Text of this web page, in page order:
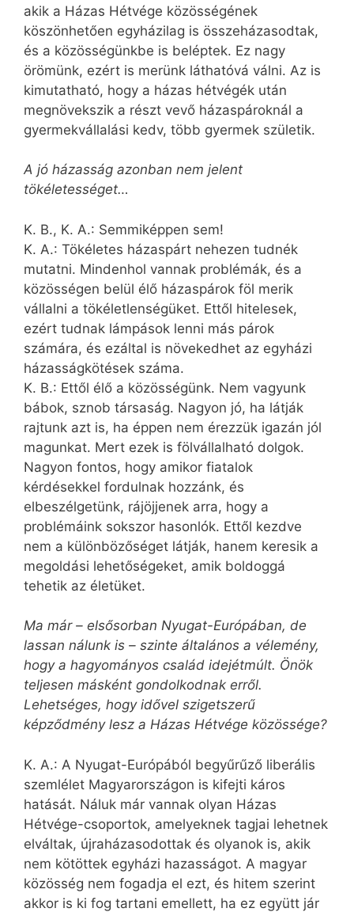
akik a Házas Hétvége közösségének
köszönhetően egyházilag is összeházasodtak,
és a közösségünkbe is beléptek. Ez nagy
örömünk, ezért is merünk láthatóvá válni. Az is
kimutatható, hogy a házas hétvégék után
megnövekszik a részt vevő házaspároknál a
gyermekvállalási kedv, több gyermek születik.
A jó házasság azonban nem jelent
tökéletességet…
K. B., K. A.: Semmiképpen sem!
K. A.: Tökéletes házaspárt nehezen tudnék
mutatni. Mindenhol vannak problémák, és a
közösségen belül élő házaspárok föl merik
vállalni a tökéletlenségüket. Ettől hitelesek,
ezért tudnak lámpások lenni más párok
számára, és ezáltal is növekedhet az egyházi
házasságkötések száma.
K. B.: Ettől élő a közösségünk. Nem vagyunk
bábok, sznob társaság. Nagyon jó, ha látják
rajtunk azt is, ha éppen nem érezzük igazán jól
magunkat. Mert ezek is fölvállalható dolgok.
Nagyon fontos, hogy amikor fiatalok
kérdésekkel fordulnak hozzánk, és
elbeszélgetünk, rájöjjenek arra, hogy a
problémáink sokszor hasonlók. Ettől kezdve
nem a különbözőséget látják, hanem keresik a
megoldási lehetőségeket, amik boldoggá
tehetik az életüket.
Ma már – elsősorban Nyugat-Európában, de
lassan nálunk is – szinte általános a vélemény,
hogy a hagyományos család idejétmúlt. Önök
teljesen másként gondolkodnak erről.
Lehetséges, hogy idővel szigetszerű
képződmény lesz a Házas Hétvége közössége?
K. A.: A Nyugat-Európából begyűrűző liberális
szemlélet Magyar­országon is kifejti káros
hatását. Náluk már vannak olyan Házas
Hétvége-csoportok, amelyeknek tagjai lehetnek
elváltak, újraházasodottak és olyanok is, akik
nem kötöttek egyházi hazasságot. A magyar
közösség nem fogadja el ezt, és hitem szerint
akkor is ki fog tartani emellett, ha ez együtt jár